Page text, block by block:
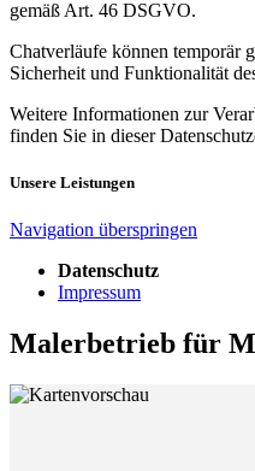
gemäß Art. 46 DSGVO.
Chatverläufe können temporär
Sicherheit und Funktionalität
Weitere Informationen zur
finden Sie in dieser
Unsere Leistungen
Navigation überspringen
Datenschutz
Impressum
Malerbetrieb für